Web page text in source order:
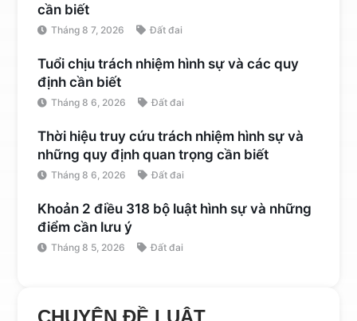
cần biết
Tháng 8 7, 2026 Đất đai
Tuổi chịu trách nhiệm hình sự và các quy
định cần biết
Tháng 8 6, 2026 Đất đai
Thời hiệu truy cứu trách nhiệm hình sự và
những quy định quan trọng cần biết
Tháng 8 6, 2026 Đất đai
Khoản 2 điều 318 bộ luật hình sự và những
điểm cần lưu ý
Tháng 8 5, 2026 Đất đai
CHUYÊN ĐỀ LUẬT